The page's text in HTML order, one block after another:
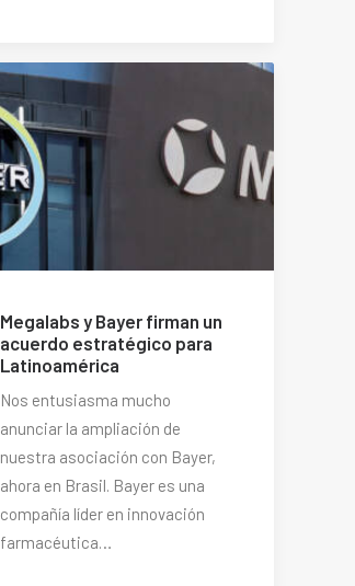
Megalabs y Bayer firman un
acuerdo estratégico para
Latinoamérica
Nos entusiasma mucho
anunciar la ampliación de
nuestra asociación con Bayer,
ahora en Brasil. Bayer es una
compañía líder en innovación
farmacéutica…